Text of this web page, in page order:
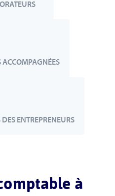
ACCOMPAGNÉES
ENTREPRENEURS
à